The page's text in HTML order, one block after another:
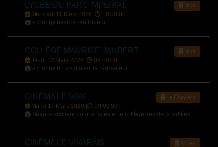
LYCÉE DU PARC IMPÉRIAL Nice
Mercredi 11 Mars 2026 |
10:00:00
échange avec le réalisateur
COLLÈGE MAURICE JAUBERT Nice
Jeudi 12 Mars 2026 |
09:00:00
échange en visio avec le réalisateur
CINÉMA LE VOX Le Cheylard
Mardi 17 Mars 2026 |
10:00:00
Séance scolaire pour le lycée et le collège des deux vallées
CINÉMA LE VIVARAIS Privas